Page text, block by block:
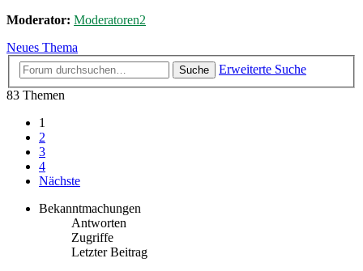
Moderator: Moderatoren2
Neues Thema
Suche
Erweiterte Suche
83 Themen
1
2
3
4
Nächste
Bekanntmachungen
Antworten
Zugriffe
Letzter Beitrag